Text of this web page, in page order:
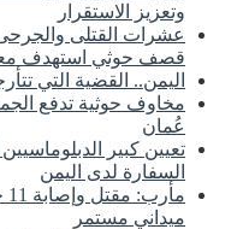
وتعزيز الاستقرار
عشرات القتلى
قصف حوثي استهدف
اليمن.. القضية التي
مخاوف حوثية تدفع
عُمان
تعيين كبير
السفارة لدى اليمن
ميداني مستمر